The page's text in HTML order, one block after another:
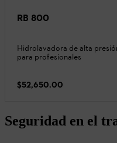
RB 800
Hidrolavadora de alta
para profesionales
$52,650.00
Seguridad en el